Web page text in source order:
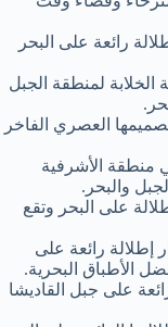
رائعة على البحر
الخلابة لمنطقة الجبل
العصري الفاخر
منطقة الأشرفية
والبحر.
على البحر وتقع
إطلالة رائعة على
الأطباق البحرية.
رائعة على جبل القاديشا